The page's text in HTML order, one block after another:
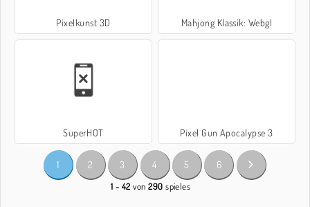
Pixelkunst 3D Mahjong Klassik: Webgl
SuperHOT Pixel Gun Apocalypse 3
1 2 3 4 5 6
1 - 42 von290 spieles